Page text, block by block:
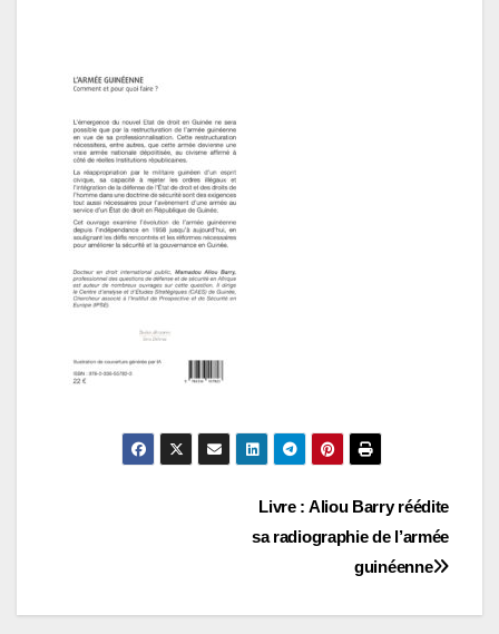
l’article
Livre : Aliou Barry réédite
sa radiographie de l’armée
guinéenne